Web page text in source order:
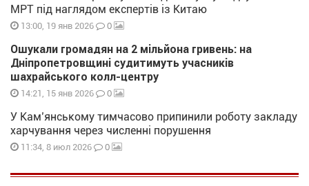
МРТ під наглядом експертів із Китаю
13:00, 19 янв 2026 0
Ошукали громадян на 2 мільйона гривень: на
Дніпропетровщині судитимуть учасників
шахрайського колл-центру
14:21, 15 янв 2026 0
У Кам’янському тимчасово припинили роботу закладу
харчування через численні порушення
11:34, 8 июл 2026 0